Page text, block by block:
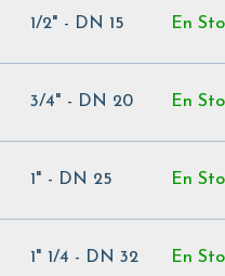
1/2" - DN 15 En
3/4" - DN 20 En
1" - DN 25 En
1" 1/4 - DN 32 En